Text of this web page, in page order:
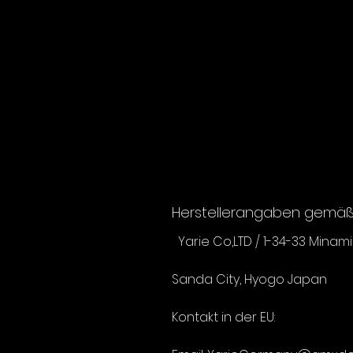
Herstellerangaben gemäß
Yarie Co,LTD / 1-34-33
Sanda City, Hyogo Japan
Kontakt in der EU: